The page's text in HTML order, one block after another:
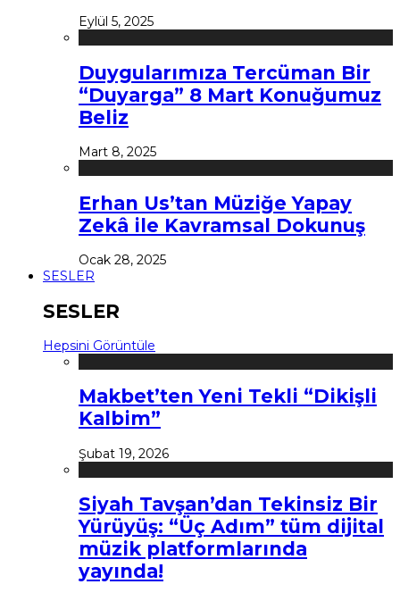
Eylül 5, 2025
Duygularımıza Tercüman Bir
“Duyarga” 8 Mart Konuğumuz
Beliz
Mart 8, 2025
Erhan Us’tan Müziğe Yapay
Zekâ ile Kavramsal Dokunuş
Ocak 28, 2025
SESLER
SESLER
Hepsini Görüntüle
Makbet’ten Yeni Tekli “Dikişli
Kalbim”
Şubat 19, 2026
Siyah Tavşan’dan Tekinsiz Bir
Yürüyüş: “Üç Adım” tüm dijital
müzik platformlarında
yayında!